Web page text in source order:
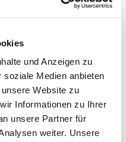
und Anzeigen zu
soziale Medien anbieten
Website zu
Informationen zu Ihrer
unsere Partner für
weiter. Unsere